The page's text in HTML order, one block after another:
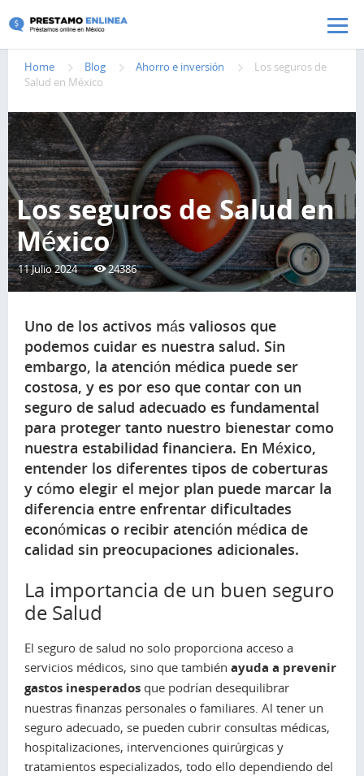
Pasar al contenido principal
Home Blog Ahorro e inversión
Los seguros de
Salud en México
Los seguros de Salud en
México
11 Julio 2024 24386
Uno de los activos más valiosos que
podemos cuidar es nuestra salud. Sin
embargo, la atención médica puede ser
costosa, y es por eso que contar con un
seguro de salud adecuado es fundamental
para proteger tanto nuestro bienestar como
nuestra estabilidad financiera. En México,
entender los diferentes tipos de coberturas
y cómo elegir el mejor plan puede marcar la
diferencia entre enfrentar dificultades
económicas o recibir atención médica de
calidad sin preocupaciones adicionales.
La importancia de un buen seguro
de Salud
El seguro de salud no solo proporciona acceso a
servicios médicos, sino que también ayuda a prevenir
gastos inesperados que podrían desequilibrar
nuestras finanzas personales o familiares. Al tener un
seguro adecuado, se pueden cubrir consultas médicas,
hospitalizaciones, intervenciones quirúrgicas y
tratamientos especializados, todo ello dependiendo del